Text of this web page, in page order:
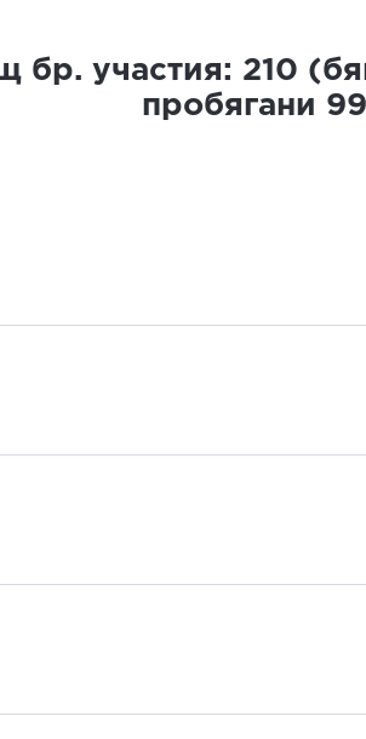
бр. участия: 210
пробягани